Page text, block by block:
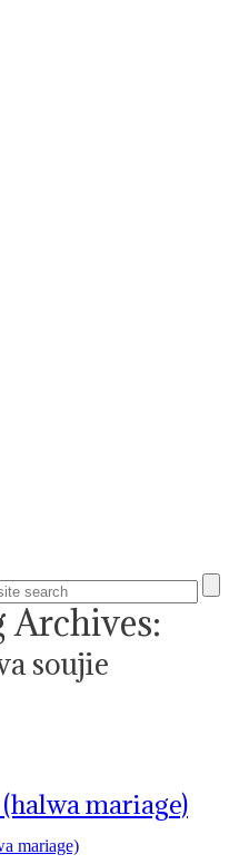
Archives:
soujie
mariage)